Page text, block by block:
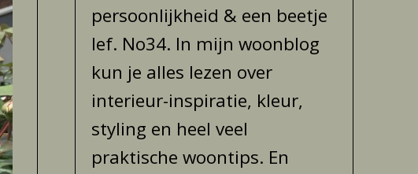
persoonlijkheid & een beetje
lef. No34. In mijn woonblog
kun je alles lezen over
interieur-inspiratie, kleur,
styling en heel veel
praktische woontips. En